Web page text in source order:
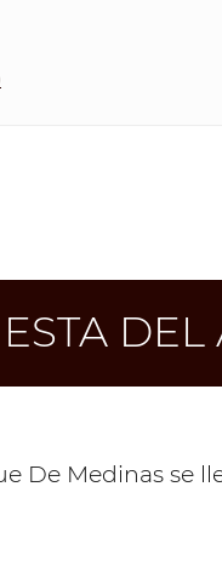
De Medinas se